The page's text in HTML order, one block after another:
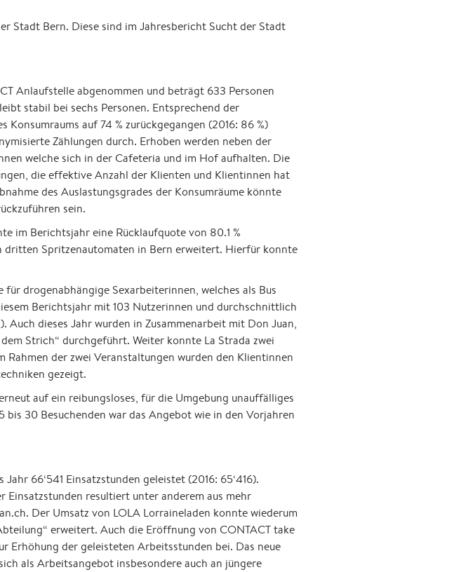
Stadt Bern. Diese sind im Jahresbericht Sucht der Stadt
Anlaufstelle abgenommen und beträgt 633 Personen
stabil bei sechs Personen. Entsprechend der
auf 74 % zurückgegangen (2016: 86 %)
Zählungen durch. Erhoben werden neben der
welche sich in der Cafeteria und im Hof aufhalten. Die
die effektive Anzahl der Klienten und Klientinnen hat
des Auslastungsgrades der Konsumräume könnte
sein.
im Berichtsjahr eine Rücklaufquote von 80.1 %
dritten Spritzenautomaten in Bern erweitert. Hierfür konnte
drogenabhängige Sexarbeiterinnen, welches als Bus
Berichtsjahr mit 103 Nutzerinnen und durchschnittlich
Auch dieses Jahr wurden in Zusammenarbeit mit Don Juan,
Strich“ durchgeführt. Weiter konnte La Strada zwei
der zwei Veranstaltungen wurden den Klientinnen
gezeigt.
auf ein reibungsloses, für die Umgebung unauffälliges
30 Besuchenden war das Angebot wie in den Vorjahren
66‘541 Einsatzstunden geleistet (2016: 65‘416).
resultiert unter anderem aus mehr
Der Umsatz von LOLA Lorraineladen konnte wiederum
erweitert. Auch die Eröffnung von CONTACT take
Erhöhung der geleisteten Arbeitsstunden bei. Das neue
als Arbeitsangebot insbesondere auch an jüngere